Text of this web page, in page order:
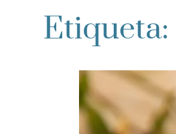
Etiqueta: